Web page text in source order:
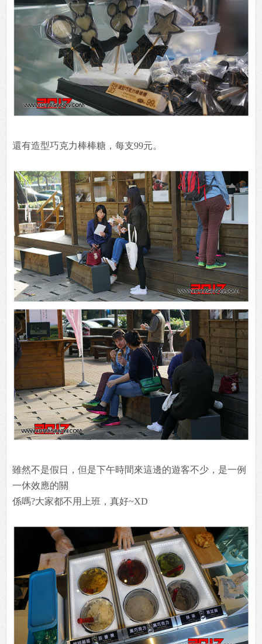
還有造型巧克力棒棒糖，每支99元。
雖然不是假日，但是下午時間來這邊的遊客不少，是一例
一休效應的關
係嗎?大家都不用上班，真好~XD